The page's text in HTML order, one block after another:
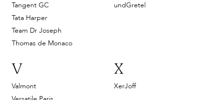
Tangent GC
Tata Harper
Team Dr Joseph
Thomas de Monaco
undGretel
V
Valmont
X
XerJoff